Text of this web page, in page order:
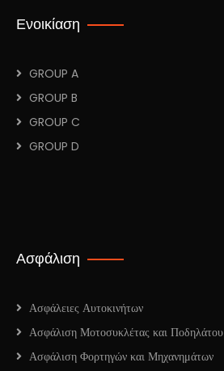
Ενοικίαση
GROUP A
GROUP B
GROUP C
GROUP D
Ασφάλιση
Ασφάλειες Αυτοκινήτων
Ασφάλιση Μοτοσυκλέτας και Ποδηλάτου
Ασφάλιση Φορτηγών και Μηχανημάτων